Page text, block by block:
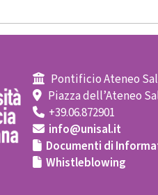
Pontificio Ateneo
Piazza dell’Ateneo
+39.06.872901
info@unisal.it
Documenti di
Whistleblowing